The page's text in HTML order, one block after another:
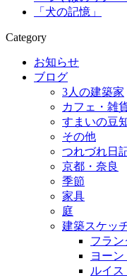
「犬の記憶」
Category
お知らせ
ブログ
3人の建築家
カフェ・雑
すまいの豆
その他
つれづれ日
京都・奈良
季節
家具
庭
建築スケッ
フラン
ヨー
ルイス